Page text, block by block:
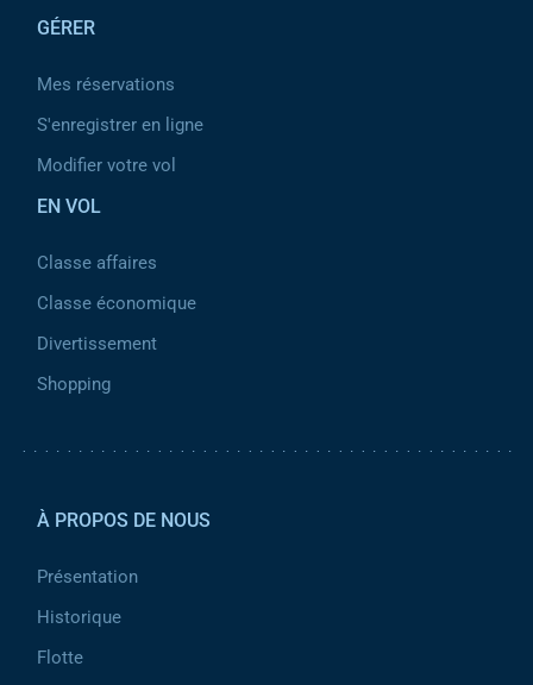
GÉRER
Mes réservations
S'enregistrer en ligne
Modifier votre vol
EN VOL
Classe affaires
Classe économique
Divertissement
Shopping
À PROPOS DE NOUS
Présentation
Historique
Flotte